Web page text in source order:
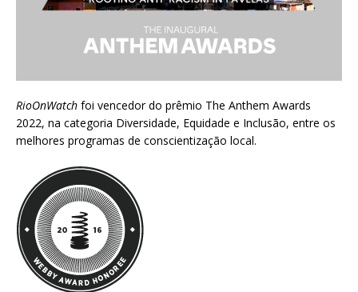
RioOnWatch foi vencedor do prêmio The Anthem Awards
2022, na categoria Diversidade, Equidade e Inclusão, entre os
melhores programas de conscientização local.